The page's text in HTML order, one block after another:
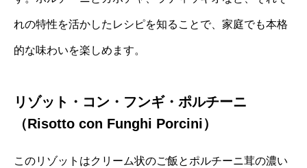
れの特性を活かしたレシピを知ることで、家庭でも本格
的な味わいを楽しめます。
リゾット・コン・フンギ・ポルチーニ
（Risotto con Funghi Porcini）
このリゾットはクリーム状のご飯とポルチーニ茸の濃い